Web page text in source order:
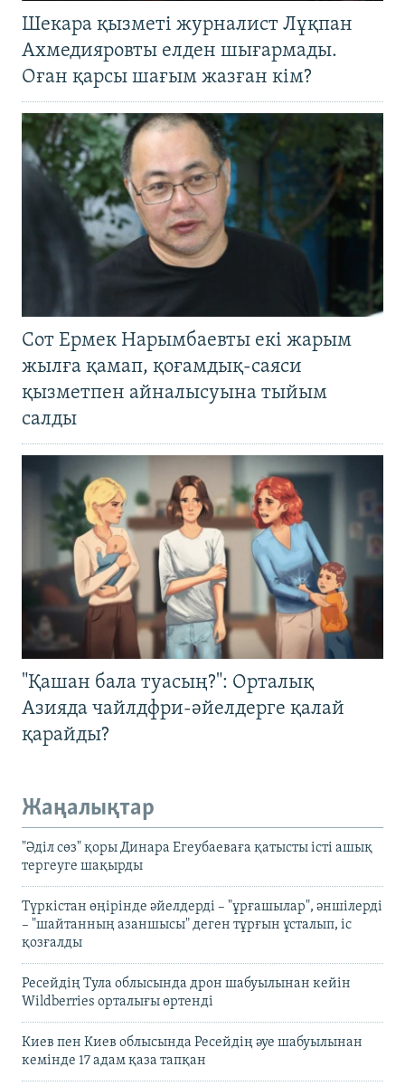
Шекара қызметі журналист Лұқпан
Ахмедияровты елден шығармады.
Оған қарсы шағым жазған кім?
Сот Ермек Нарымбаевты екі жарым
жылға қамап, қоғамдық-саяси
қызметпен айналысуына тыйым
салды
"Қашан бала туасың?": Орталық
Азияда чайлдфри-әйелдерге қалай
қарайды?
Жаңалықтар
"Әділ сөз" қоры Динара Егеубаеваға қатысты істі ашық
тергеуге шақырды
Түркістан өңірінде әйелдерді – "ұрғашылар", әншілерді
– "шайтанның азаншысы" деген тұрғын ұсталып, іс
қозғалды
Ресейдің Тула облысында дрон шабуылынан кейін
Wildberries орталығы өртенді
Киев пен Киев облысында Ресейдің әуе шабуылынан
кемінде 17 адам қаза тапқан